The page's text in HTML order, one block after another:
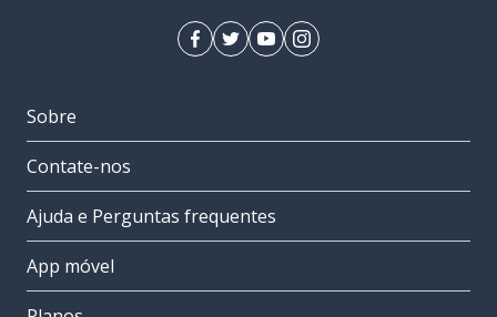
Sobre
Contate-nos
Ajuda e Perguntas frequentes
App móvel